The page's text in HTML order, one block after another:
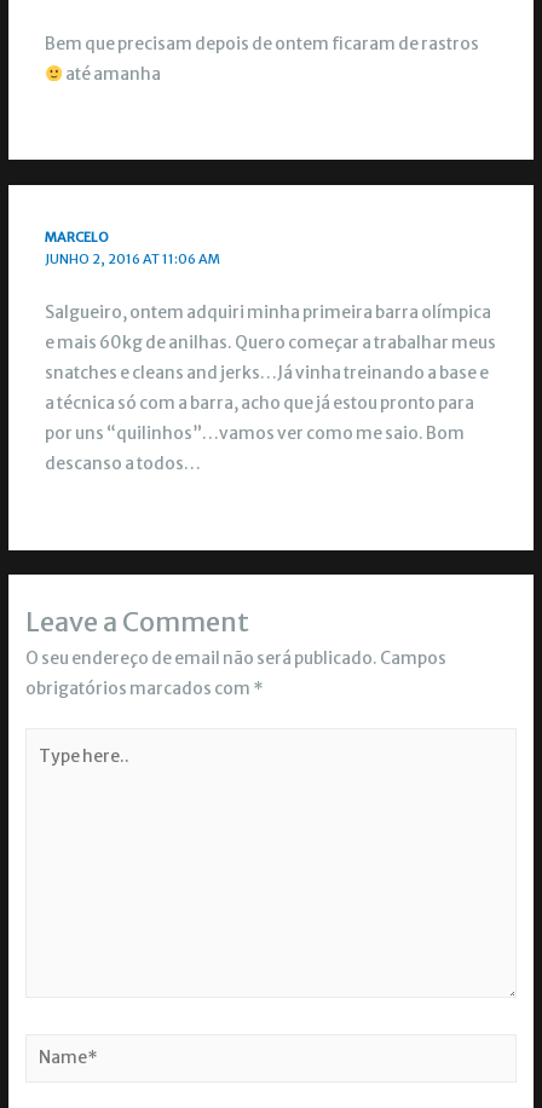
Bem que precisam depois de ontem ficaram de rastros
até amanha
MARCELO
JUNHO 2, 2016 AT 11:06 AM
Salgueiro, ontem adquiri minha primeira barra olímpica
e mais 60kg de anilhas. Quero começar a trabalhar meus
snatches e cleans and jerks…Já vinha treinando a base e
a técnica só com a barra, acho que já estou pronto para
por uns “quilinhos”…vamos ver como me saio. Bom
descanso a todos…
Leave a Comment
O seu endereço de email não será publicado. Campos
obrigatórios marcados com *